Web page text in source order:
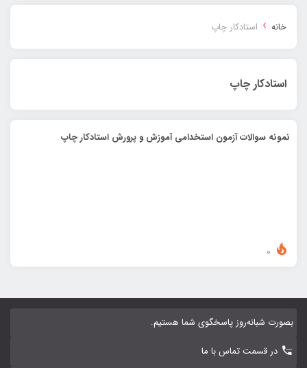
خانه › استادکار چاپ
استادکار چاپ
نمونه سوالات آزمون استخدامی آموزش و پرورش استادکار چاپ
بصورت شبانه‌روز پاسخگوی شما هستیم.
در قسمت تماس با ما